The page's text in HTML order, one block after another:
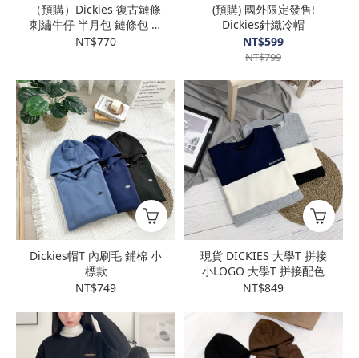
（預購）Dickies 復古鏈條
刺繡牛仔 半月包 鏈條包 肩
背包
NT$770
(預購) 國外限定發售!
Dickies針織冷帽
NT$599
NT$799
Dickies帽T 內刷毛 鋪棉 小
標款
NT$749
現貨 DICKIES 大學T 拼接
小LOGO 大學T 拼接配色
NT$849